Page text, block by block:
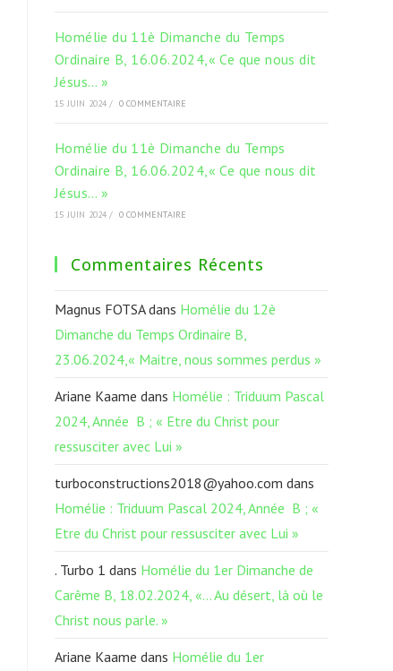
Homélie du 11è Dimanche du Temps
Ordinaire B, 16.06.2024,« Ce que nous dit
Jésus… »
15 JUIN 2024 / 0 COMMENTAIRE
Homélie du 11è Dimanche du Temps
Ordinaire B, 16.06.2024,« Ce que nous dit
Jésus… »
15 JUIN 2024 / 0 COMMENTAIRE
Commentaires Récents
Magnus FOTSAdans Homélie du 12è
Dimanche du Temps Ordinaire B,
23.06.2024,« Maitre, nous sommes perdus »
Ariane Kaame dans Homélie : Triduum Pascal
2024, Année B ; « Etre du Christ pour
ressusciter avec Lui »
turboconstructions2018@yahoo.com dans
Homélie : Triduum Pascal 2024, Année B ; «
Etre du Christ pour ressusciter avec Lui »
. Turbo 1 dans Homélie du 1er Dimanche de
Carême B, 18.02.2024, «… Au désert, là où le
Christ nous parle. »
Ariane Kaame dans Homélie du 1er